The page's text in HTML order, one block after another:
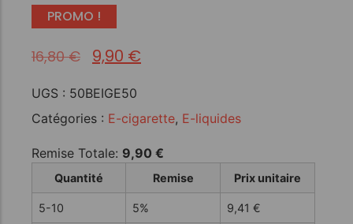
PROMO !
16,80€ 9,90 €
UGS : 50BEIGE50
Catégories : E-cigarette, E-liquides
Remise Totale: 9,90 €
Quantité Remise Prix unitaire
5-10 5% 9,41 €